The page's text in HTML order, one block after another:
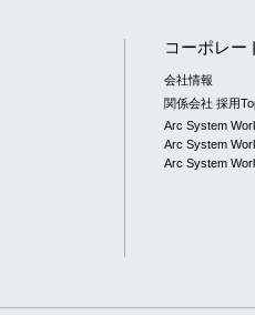
コーポレー
会社情報
関係会社 採用
Arc System
Arc System
Arc System